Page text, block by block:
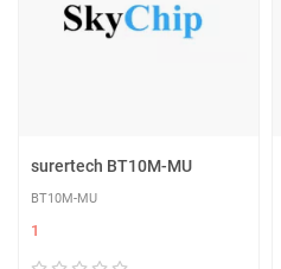
surertech BT10M-MU
BT10M-MU
1